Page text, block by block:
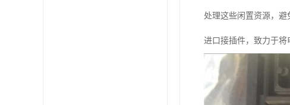
处理这些闲置资源，
进口接插件，致力于将